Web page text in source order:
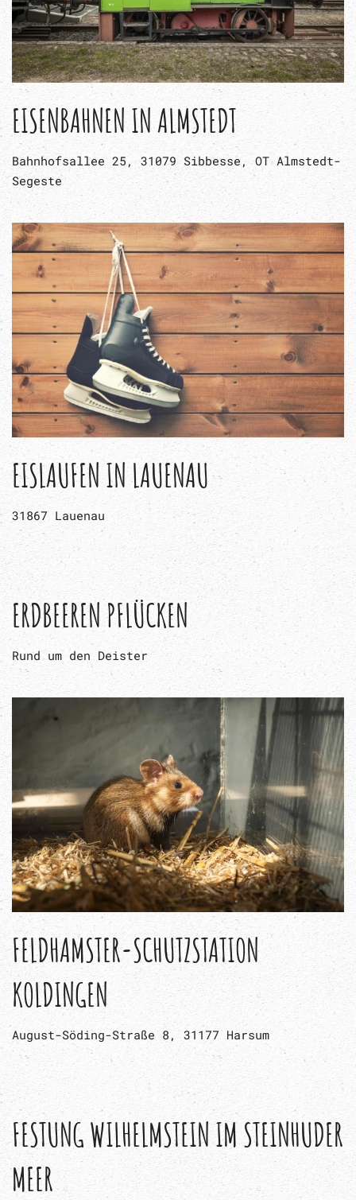
EISENBAHNEN IN ALMSTEDT
Bahnhofsallee 25, 31079 Sibbesse, OT Almstedt-
Segeste
EISLAUFEN IN LAUENAU
31867 Lauenau
ERDBEEREN PFLÜCKEN
Rund um den Deister
FELDHAMSTER-SCHUTZSTATION
KOLDINGEN
August-Söding-Straße 8, 31177 Harsum
FESTUNG WILHELMSTEIN IM STEINHUDER
MEER